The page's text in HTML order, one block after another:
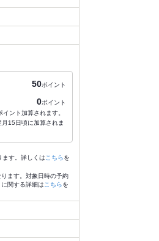
50ポイント
0ポイント
ント加算されます。
15日頃に加算されま
す。詳しくは こちらを
ます。対象日時の予約
関する詳細は こちらを